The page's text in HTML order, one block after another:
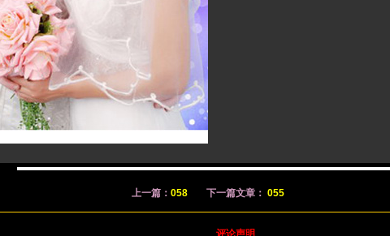
上一篇： 058 下一篇文章： 055
评论声明